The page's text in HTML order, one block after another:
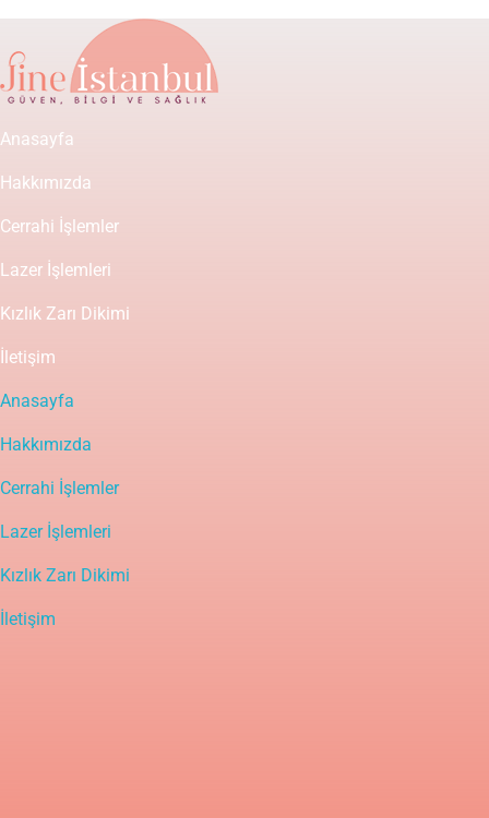
Anasayfa
Hakkımızda
Cerrahi İşlemler
Lazer İşlemleri
Kızlık Zarı Dikimi
İletişim
Anasayfa
Hakkımızda
Cerrahi İşlemler
Lazer İşlemleri
Kızlık Zarı Dikimi
İletişim